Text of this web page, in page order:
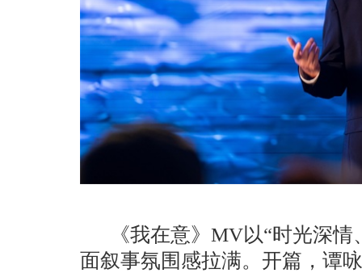
《我在意》 MV以“时光深情
面叙事氛围感拉满。开篇，谭